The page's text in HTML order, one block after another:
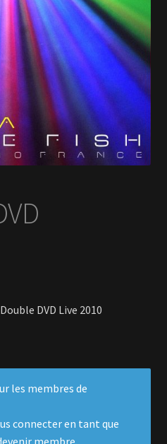
DVD Live 2010
les membres de
connecter en tant que